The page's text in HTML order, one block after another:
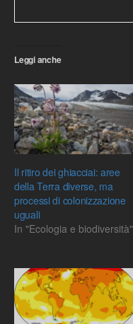
Leggi anche
Il ritiro dei ghiacciai: aree
della Terra diverse, ma
processi di colonizzazione
uguali
In "Ecologia e biodiversità"